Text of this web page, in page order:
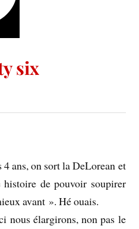
six
ans, on sort la DeLorean et
de pouvoir soupirer
avant ». Hé ouais.
nous élargirons, non pas le